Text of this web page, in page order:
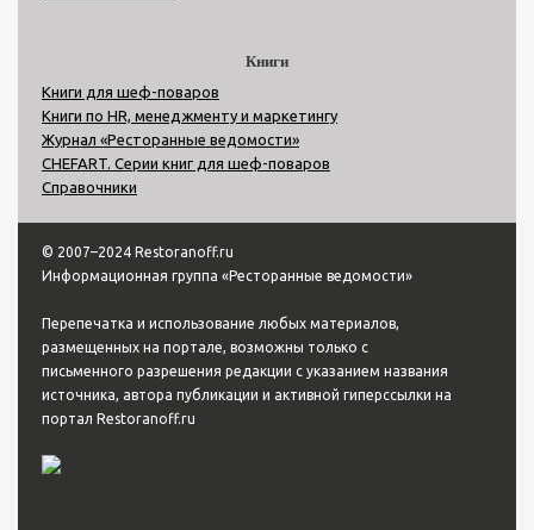
Книги
Книги для шеф-поваров
Книги по HR, менеджменту и маркетингу
Журнал «Ресторанные ведомости»
CHEFART. Серии книг для шеф-поваров
Справочники
© 2007–2024 Restoranoff.ru
Информационная группа «Ресторанные ведомости»
Перепечатка и использование любых материалов,
размещенных на портале, возможны только с
письменного разрешения редакции с указанием названия
источника, автора публикации и активной гиперссылки на
портал Restoranoff.ru